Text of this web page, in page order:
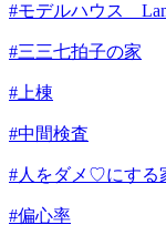
#モデルハウス
#三三七拍子の家
#上棟
#中間検査
#人をダメ♡にする
#偏心率